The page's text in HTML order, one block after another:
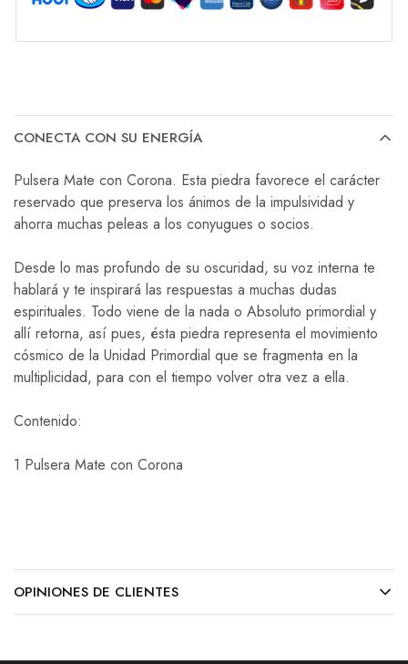
CONECTA CON SU ENERGÍA
Pulsera Mate con Corona. Esta piedra favorece el carácter
reservado que preserva los ánimos de la impulsividad y
ahorra muchas peleas a los conyugues o socios.
Desde lo mas profundo de su oscuridad, su voz interna te
hablará y te inspirará las respuestas a muchas dudas
espirituales. Todo viene de la nada o Absoluto primordial y
allí retorna, así pues, ésta piedra representa el movimiento
cósmico de la Unidad Primordial que se fragmenta en la
multiplicidad, para con el tiempo volver otra vez a ella.
Contenido:
1 Pulsera Mate con Corona
OPINIONES DE CLIENTES